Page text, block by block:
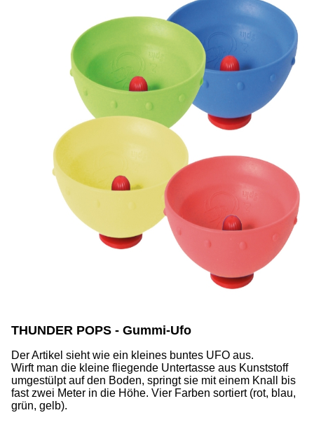
THUNDER POPS - Gummi-Ufo
Der Artikel sieht wie ein kleines buntes UFO aus.
Wirft man die kleine fliegende Untertasse aus Kunststoff
umgestülpt auf den Boden, springt sie mit einem Knall bis
fast zwei Meter in die Höhe. Vier Farben sortiert (rot, blau,
grün, gelb).